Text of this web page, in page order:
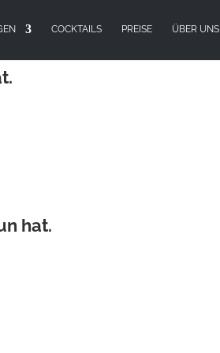
hat.
COCKTAILS PREISE ÜBER UNS